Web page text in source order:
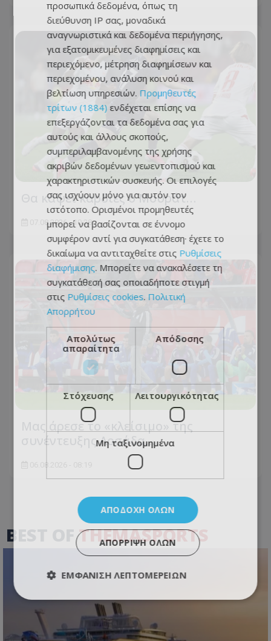
Θα κάψει καρδιές ο Μουράτ…
07.08.2026 - 10:28
Μας άρεσε το «κλείσιμο» της
συνέντευξης Λοσάδα…
BEST OFTHEMASPORTS
προσωπικά δεδομένα, όπως τη
διεύθυνση IP σας, μοναδικά
αναγνωριστικά και δεδομένα περιήγησης,
για εξατομικευμένες διαφημίσεις και
περιεχόμενο, μέτρηση διαφημίσεων και
περιεχομένου, ανάλυση κοινού και
βελτίωση υπηρεσιών. Προμηθευτές
τρίτων (1884) ενδέχεται επίσης να
επεξεργάζονται τα δεδομένα σας για
αυτούς και άλλους σκοπούς,
συμπεριλαμβανομένης της χρήσης
ακριβών δεδομένων γεωεντοπισμού και
χαρακτηριστικών συσκευής. Οι επιλογές
σας ισχύουν μόνο για αυτόν τον
ιστότοπο. Ορισμένοι προμηθευτές
μπορεί να βασίζονται σε έννομο
συμφέρον αντί για συγκατάθεση· έχετε το
δικαίωμα να αντιταχθείτε στις Ρυθμίσεις
διαφήμισης. Μπορείτε να ανακαλέσετε τη
συγκατάθεσή σας οποιαδήποτε στιγμή
στις Ρυθμίσεις cookies. Πολιτική
Απορρήτου
Απολύτως
απαραίτητα
Απόδοσης
Στόχευσης Λειτουργικότητας
Μη ταξινομημένα
ΑΠΟΔΟΧΉ ΌΛΩΝ
ΑΠΌΡΡΙΨΗ ΌΛΩΝ
ΕΜΦΆΝΙΣΗ ΛΕΠΤΟΜΕΡΕΙΏΝ